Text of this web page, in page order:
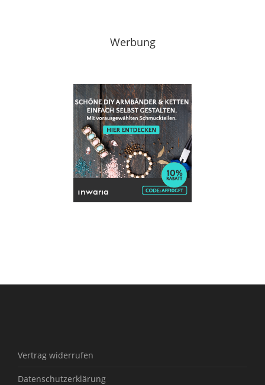
Werbung
Vertrag widerrufen
Datenschutzerklärung